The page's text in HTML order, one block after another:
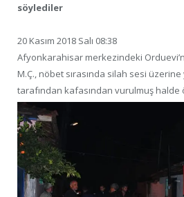
söylediler
20 Kasım 2018 Salı 08:38
Afyonkarahisar merkezindeki
M.Ç., nöbet sırasında silah sesi
tarafından kafasından vurulmuş